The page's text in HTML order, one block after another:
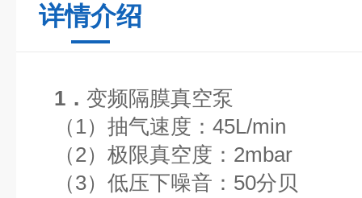
详情介绍
1． 变频隔膜真空泵
（1） 抽气速度： 45L/min
（2） 极限真空度： 2mbar
（3） 低压下噪音： 50分贝